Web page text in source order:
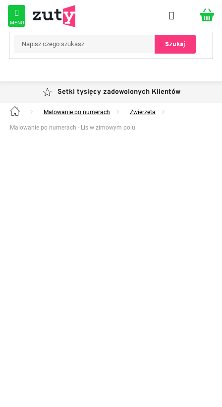
Przejść
treści
Szukaj
Setki tysięcy zadowolonych Klientów
Home Malowanie po numerach Zwierzęta
Malowanie po numerach - Lis w zimowym polu